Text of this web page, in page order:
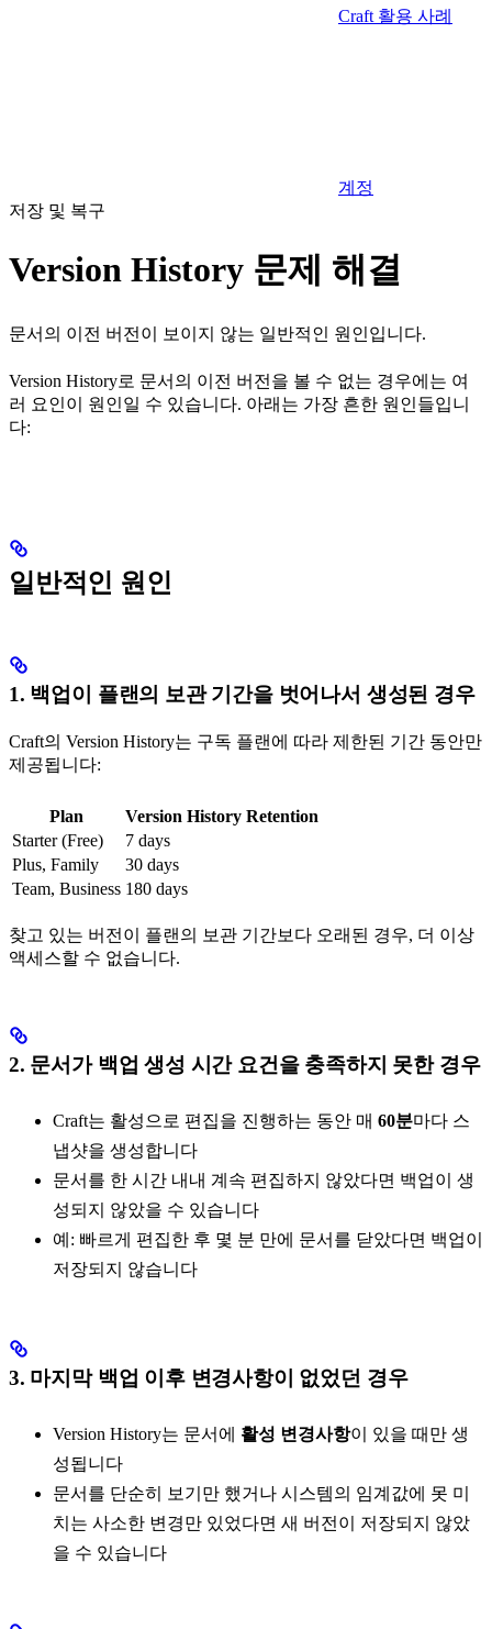
Craft 활용 사례
계정
저장 및 복구
Version History 문제 해결
문서의 이전 버전이 보이지 않는 일반적인 원인입니다.
Version History로 문서의 이전 버전을 볼 수 없는 경우에는 여
러 요인이 원인일 수 있습니다. 아래는 가장 흔한 원인들입니
다:
일반적인 원인
1. 백업이 플랜의 보관 기간을 벗어나서 생성된 경우
Craft의 Version History는 구독 플랜에 따라 제한된 기간 동안만
제공됩니다:
Plan
Version History Retention
Starter (Free)
7 days
Plus, Family
30 days
Team, Business 180 days
찾고 있는 버전이 플랜의 보관 기간보다 오래된 경우, 더 이상
액세스할 수 없습니다.
2. 문서가 백업 생성 시간 요건을 충족하지 못한 경우
Craft는 활성으로 편집을 진행하는 동안 매 60분마다 스
냅샷을 생성합니다
문서를 한 시간 내내 계속 편집하지 않았다면 백업이 생
성되지 않았을 수 있습니다
예: 빠르게 편집한 후 몇 분 만에 문서를 닫았다면 백업이
저장되지 않습니다
3. 마지막 백업 이후 변경사항이 없었던 경우
Version History는 문서에 활성 변경사항이 있을 때만 생
성됩니다
문서를 단순히 보기만 했거나 시스템의 임계값에 못 미
치는 사소한 변경만 있었다면 새 버전이 저장되지 않았
을 수 있습니다